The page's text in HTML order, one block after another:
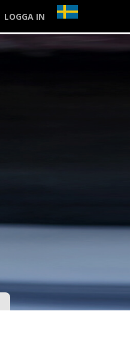
LOGGA IN